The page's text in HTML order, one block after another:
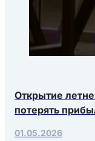
Открытие
потерять
01.05.2026